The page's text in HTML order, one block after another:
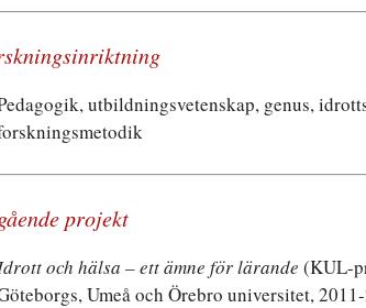
utbildningsvetenskap, genus,
projekt
och hälsa – ett ämne för lärande (KUL-
Umeå och Örebro universitet,